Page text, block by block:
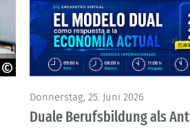
Donnerstag, 25. Juni 2026
Duale Berufsbildung als